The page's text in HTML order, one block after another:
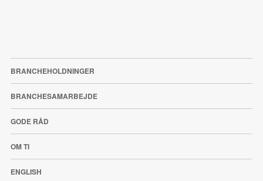
BRANCHEHOLDNINGER
BRANCHESAMARBEJDE
GODE RÅD
OM TI
ENGLISH